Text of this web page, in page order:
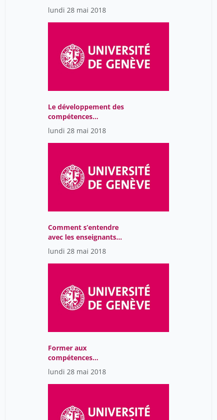
la réussite des étudiant-
e-s: échanges et
discussion
lundi 28 mai 2018
Le développement des
compétences
transversales comme
point de jonction entre
facultés et services
lundi 28 mai 2018
Comment s’entendre
avec les enseignants
pour enrichir les
formations aux
compétences
lundi 28 mai 2018
Former aux
compétences
informationnelles : un
défi à relever en équipe !
lundi 28 mai 2018